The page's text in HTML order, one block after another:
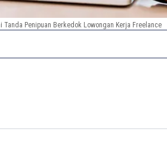
Penipuan Berkedok Lowongan Kerja Freelance